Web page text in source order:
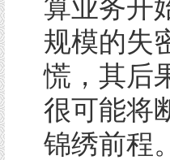
算业务开
规模的失
慌，其后
很可能将
锦绣前程。